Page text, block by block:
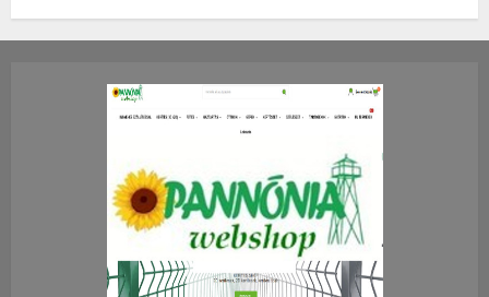
2026.JÚLIUS.23. CSÜTÖRTÖK.
0